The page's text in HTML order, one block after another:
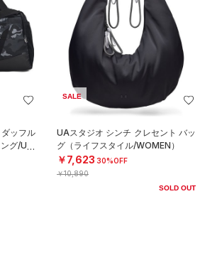
ッフル
グ/UNI
SALE
UAスタジオ シンチ クレセント バッ
グ（ライフスタイル/WOMEN）
￥7,623 30%OFF
￥10,890
SOLD OUT